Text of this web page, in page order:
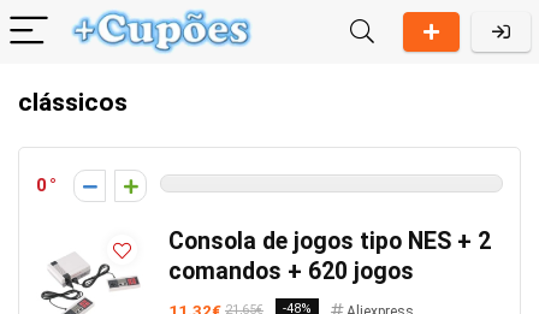
clássicos
0
Consola de jogos tipo NES + 2
comandos + 620 jogos
21,65€ -48%